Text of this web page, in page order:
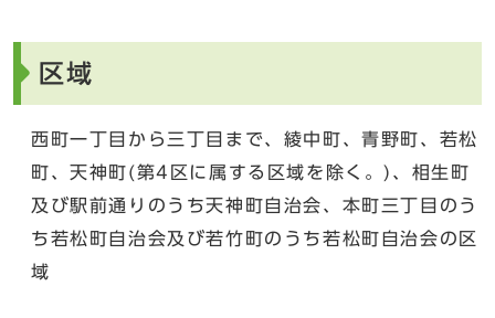
区域
西町一丁目から三丁目まで、綾中町、青野町、若松
町、天神町(第4区に属する区域を除く。)、相生町
及び駅前通りのうち天神町自治会、本町三丁目のう
ち若松町自治会及び若竹町のうち若松町自治会の区
域